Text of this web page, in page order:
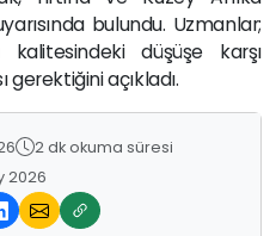
bulundu. Uzmanlar;
düşüşe karşı
açıkladı.
2 dk okuma süresi
2026